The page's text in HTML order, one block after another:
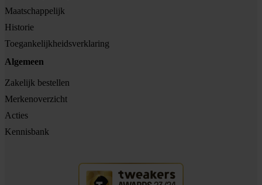
Maatschappelijk
Historie
Toegankelijkheidsverklaring
Algemeen
Zakelijk bestellen
Merkenoverzicht
Acties
Kennisbank